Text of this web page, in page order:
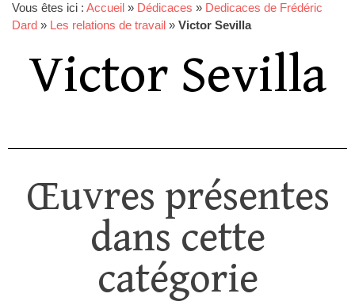
Vous êtes ici : Accueil » Dédicaces » Dedicaces de Frédéric
Dard » Les relations de travail » Victor Sevilla
Victor Sevilla
Œuvres présentes
dans cette
catégorie